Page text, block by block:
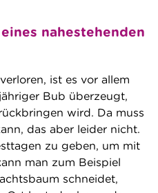
nahestehenden
ist es vor allem
Bub überzeugt,
wird. Da muss
das aber leider nicht.
zu geben, um mit
man zum Beispiel
schneidet,